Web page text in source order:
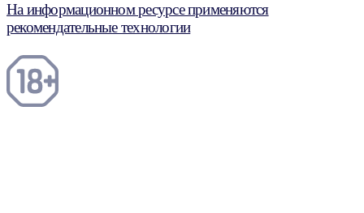
На информационном ресурсе применяются
рекомендательные технологии